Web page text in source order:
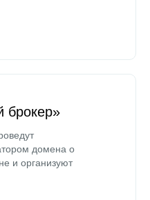
брокер»
домена о
и организуют